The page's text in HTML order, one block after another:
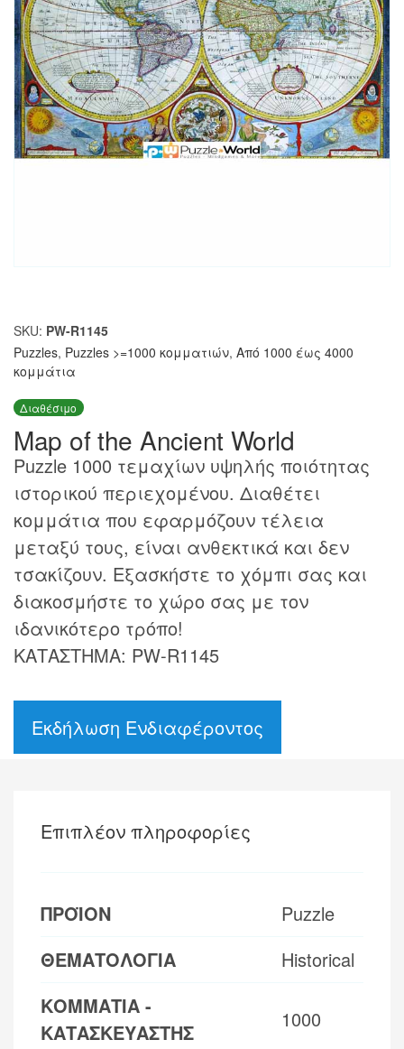
SKU: PW-R1145
Puzzles, Puzzles >=1000 κομματιών, Από 1000 έως 4000
κομμάτια
Διαθέσιμο
Map of the Ancient World
Puzzle 1000 τεμαχίων υψηλής ποιότητας
ιστορικού περιεχομένου. Διαθέτει
κομμάτια που εφαρμόζουν τέλεια
μεταξύ τους, είναι ανθεκτικά και δεν
τσακίζουν. Εξασκήστε το χόμπι σας και
διακοσμήστε το χώρο σας με τον
ιδανικότερο τρόπο!
ΚΑΤΑΣΤΗΜΑ: PW-R1145
Εκδήλωση Ενδιαφέροντος
Επιπλέον πληροφορίες
ΠΡΟΪΟΝ
Puzzle
ΘΕΜΑΤΟΛΟΓΙΑ
Historical
ΚΟΜΜΑΤΙΑ -
ΚΑΤΑΣΚΕΥΑΣΤΗΣ
1000